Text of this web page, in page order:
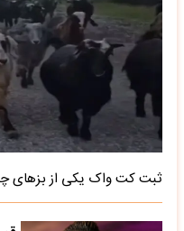
ثبت کت واک یکی از بزهای